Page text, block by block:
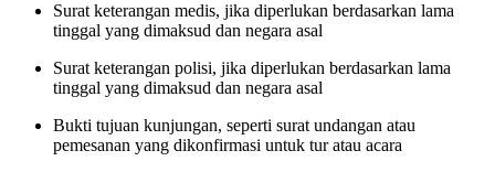
Surat keterangan medis, jika diperlukan berdasarkan lama
tinggal yang dimaksud dan negara asal
Surat keterangan polisi, jika diperlukan berdasarkan lama
tinggal yang dimaksud dan negara asal
Bukti tujuan kunjungan, seperti surat undangan atau
pemesanan yang dikonfirmasi untuk tur atau acara